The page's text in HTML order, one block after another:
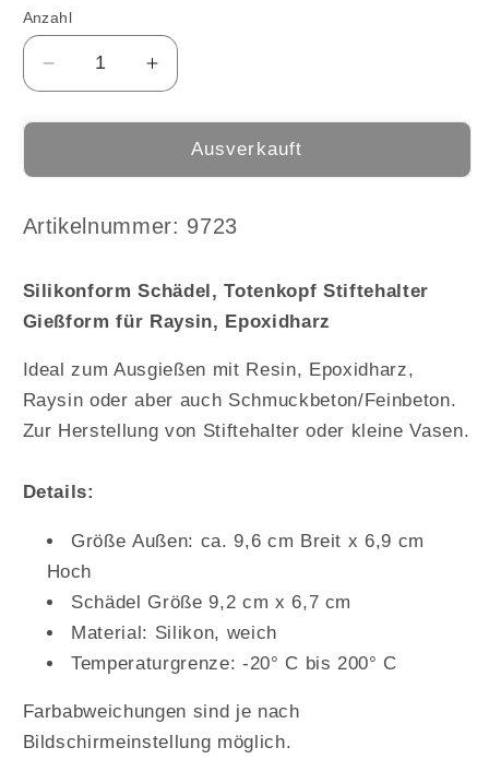
Anzahl
Anzahl
Verringere
die
Menge
Silikonform
Totenkopf
für
Raysin,
Erhöhe
die
Menge
Silikonform
Totenkopf
für
Raysin,
Ausverkauft
Arktikelnummer:
Artikelnummer: 9723
Silikonform Schädel, Totenkopf Stiftehalter
Gießform für Raysin, Epoxidharz
Ideal zum Ausgießen mit Resin, Epoxidharz,
Raysin oder aber auch Schmuckbeton/Feinbeton.
Zur Herstellung von Stiftehalter oder kleine Vasen.
Details:
Größe Außen: ca. 9,6 cm Breit x 6,9 cm
Hoch
Schädel Größe 9,2 cm x 6,7 cm
Material: Silikon, weich
Temperaturgrenze: -20° C bis 200° C
Farbabweichungen sind je nach
Bildschirmeinstellung möglich.